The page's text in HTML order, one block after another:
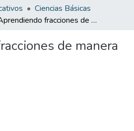
Ciencias Básicas
Aprendiendo fracciones de manera dinámica
de manera